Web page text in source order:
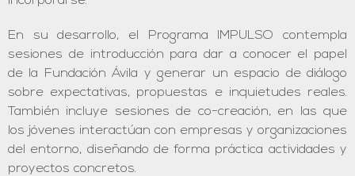
En su desarrollo, el Programa IMPULSO contempla
sesiones de introducción para dar a conocer el papel
de la Fundación Ávila y generar un espacio de diálogo
sobre expectativas, propuestas e inquietudes reales.
También incluye sesiones de co-creación, en las que
los jóvenes interactúan con empresas y organizaciones
del entorno, diseñando de forma práctica actividades y
proyectos concretos.